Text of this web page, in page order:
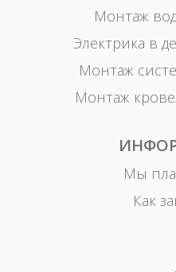
Монтаж
Электрика в
Монтаж
Монтаж
Мы
Как